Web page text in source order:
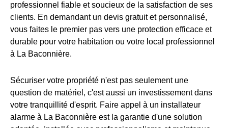
professionnel fiable et soucieux de la satisfaction de ses
clients. En demandant un devis gratuit et personnalisé,
vous faites le premier pas vers une protection efficace et
durable pour votre habitation ou votre local professionnel
à La Baconnière.
Sécuriser votre propriété n'est pas seulement une
question de matériel, c'est aussi un investissement dans
votre tranquillité d'esprit. Faire appel à un installateur
alarme à La Baconnière est la garantie d'une solution